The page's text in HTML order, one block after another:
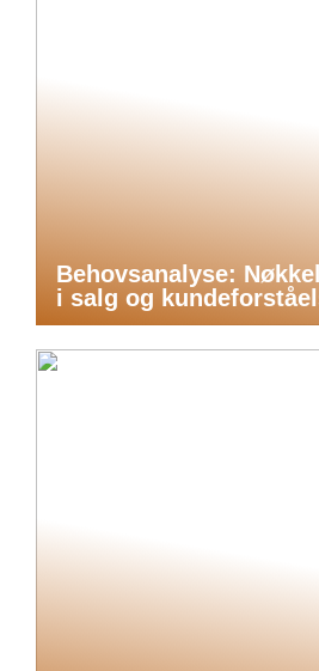
Behovsanalyse:
i salg og